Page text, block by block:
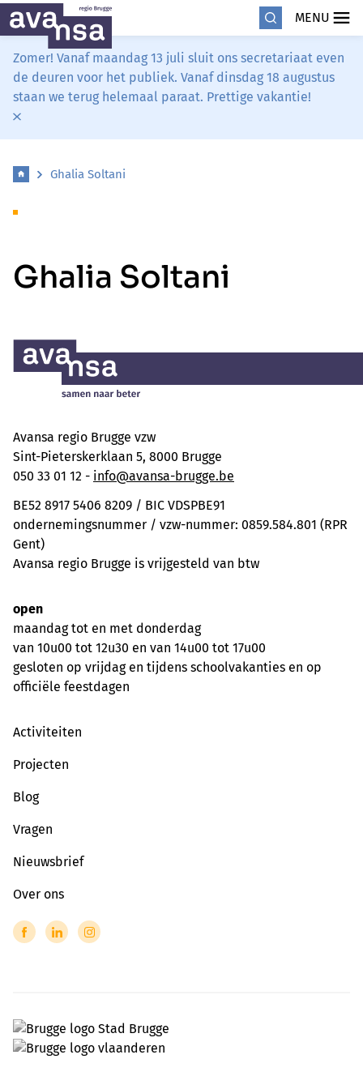
MENU
Zomer! Vanaf maandag 13 juli sluit ons secretariaat even
de deuren voor het publiek. Vanaf dinsdag 18 augustus
staan we terug helemaal paraat. Prettige vakantie!
Ghalia Soltani
Ghalia Soltani
Avansa regio Brugge vzw
Sint-Pieterskerklaan 5, 8000 Brugge
050 33 01 12 - info@avansa-brugge.be
BE52 8917 5406 8209 / BIC VDSPBE91
ondernemingsnummer / vzw-nummer: 0859.584.801 (RPR
Gent)
Avansa regio Brugge is vrijgesteld van btw
open
maandag tot en met donderdag
van 10u00 tot 12u30 en van 14u00 tot 17u00
gesloten op vrijdag en tijdens schoolvakanties en op
officiële feestdagen
Activiteiten
Projecten
Blog
Vragen
Nieuwsbrief
Over ons